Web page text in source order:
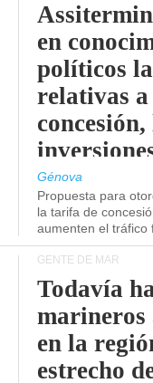
en
políticos
relativas a
concesión,
Génova
Propuesta para
la tarifa de
aumenten el tráfico
GENTE DE MAR
Todavía
marineros
en la
estrecho